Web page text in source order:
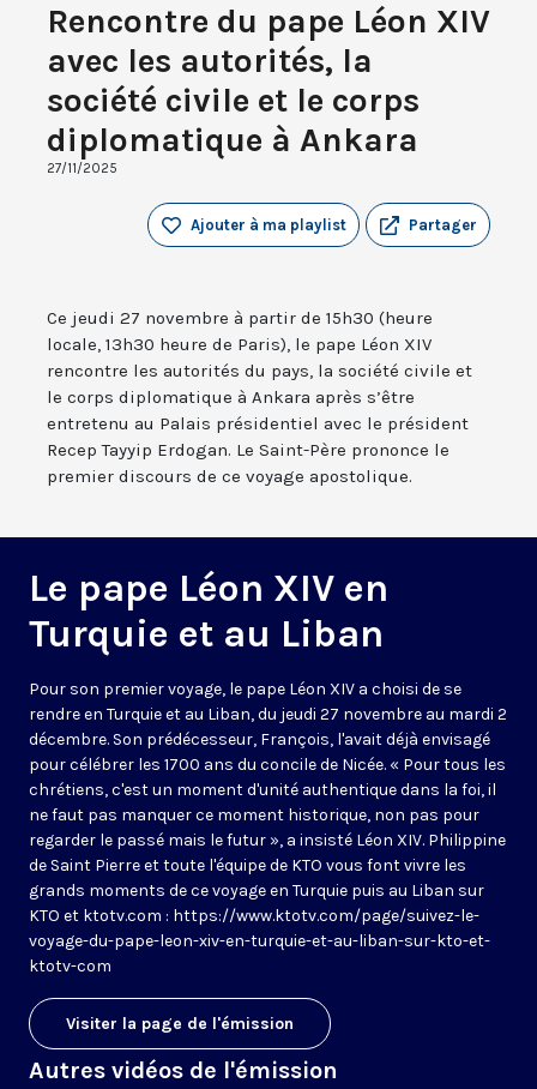
Rencontre du pape Léon XIV
avec les autorités, la
société civile et le corps
diplomatique à Ankara
27/11/2025
Partager
Ajouter à ma playlist
Ce jeudi 27 novembre à partir de 15h30 (heure
locale, 13h30 heure de Paris), le pape Léon XIV
rencontre les autorités du pays, la société civile et
le corps diplomatique à Ankara après s’être
entretenu au Palais présidentiel avec le président
Recep Tayyip Erdogan. Le Saint-Père prononce le
premier discours de ce voyage apostolique.
Le pape Léon XIV en
Turquie et au Liban
Pour son premier voyage, le pape Léon XIV a choisi de se
rendre en Turquie et au Liban, du jeudi 27 novembre au mardi 2
décembre. Son prédécesseur, François, l'avait déjà envisagé
pour célébrer les 1700 ans du concile de Nicée. « Pour tous les
chrétiens, c'est un moment d'unité authentique dans la foi, il
ne faut pas manquer ce moment historique, non pas pour
regarder le passé mais le futur », a insisté Léon XIV. Philippine
de Saint Pierre et toute l'équipe de KTO vous font vivre les
grands moments de ce voyage en Turquie puis au Liban sur
KTO et ktotv.com : https://www.ktotv.com/page/suivez-le-
voyage-du-pape-leon-xiv-en-turquie-et-au-liban-sur-kto-et-
ktotv-com
Visiter la page de l'émission
Autres vidéos de l'émission